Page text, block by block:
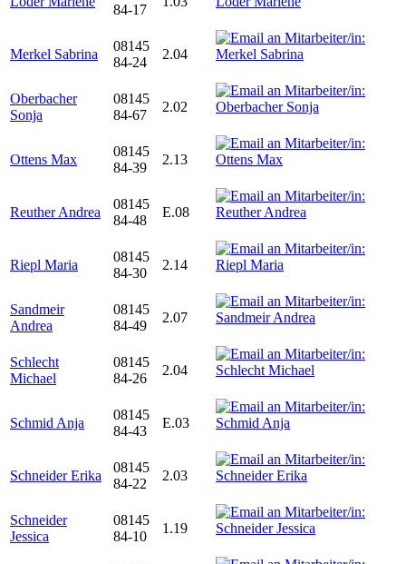
84-17
Merkel Sabrina
08145
84-24
2.04
Oberbacher
Sonja
08145
84-67
2.02
Ottens Max
08145
84-39
2.13
Reuther Andrea
08145
84-48
E.08
Riepl Maria
08145
84-30
2.14
Sandmeir
Andrea
08145
84-49
2.07
Schlecht
Michael
08145
84-26
2.04
Schmid Anja
08145
84-43
E.03
Schneider Erika
08145
84-22
2.03
Schneider
Jessica
08145
84-10
1.19